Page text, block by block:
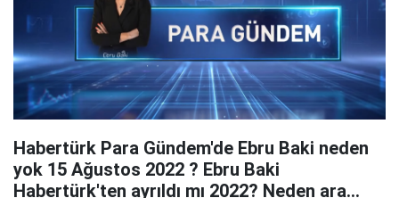
Habertürk Para Gündem'de Ebru Baki neden
yok 15 Ağustos 2022 ? Ebru Baki
Habertürk'ten ayrıldı mı 2022? Neden ara